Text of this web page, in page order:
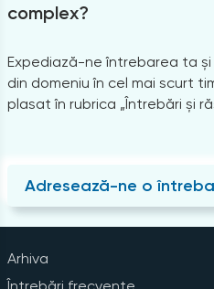
complex?
Expediază-ne întrebarea ta
din domeniu în cel mai scurt
plasat în rubrica „Întrebări și
Adresează-ne o
Arhiva
Întrebări frecvente